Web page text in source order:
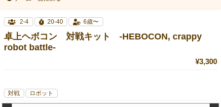
2-4 20-40 6歳〜
卓上ヘボコン 対戦キット -HEBOCON, crappy
robot battle-
¥3,300
対戦 ロボット